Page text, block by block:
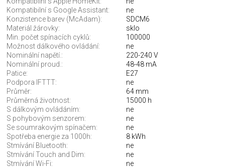
Kompatibilní s Google Assistant:
ne
Konzistence barev (McAdam):
SDCM6
Materiál žárovky:
sklo
Min. počet spínacích cyklů:
100000
Možnost dálkového ovládání:
ne
Nominální napětí.:
220-240 V
Nominální proud.:
48-48 mA
Patice:
E27
Podpora IFTTT:
ne
Průměr:
64 mm
Průměrná životnost:
15000 h
S dálkovým ovládáním:
ne
S pohybovým senzorem:
ne
Se soumrakovým spínačem:
ne
Spotřeba energie za 1000h:
8 kWh
Stmívání Bluetooth:
ne
Stmívání Touch and Dim:
ne
Stmívání Wi-Fi:
ne